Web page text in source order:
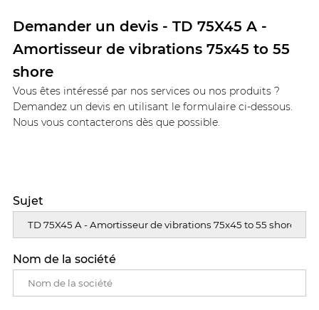
Demander un devis - TD 75X45 A -
Amortisseur de vibrations 75x45 to 55
shore
Vous êtes intéressé par nos services ou nos produits ?
Demandez un devis en utilisant le formulaire ci-dessous.
Nous vous contacterons dès que possible.
Sujet
Nom de la société